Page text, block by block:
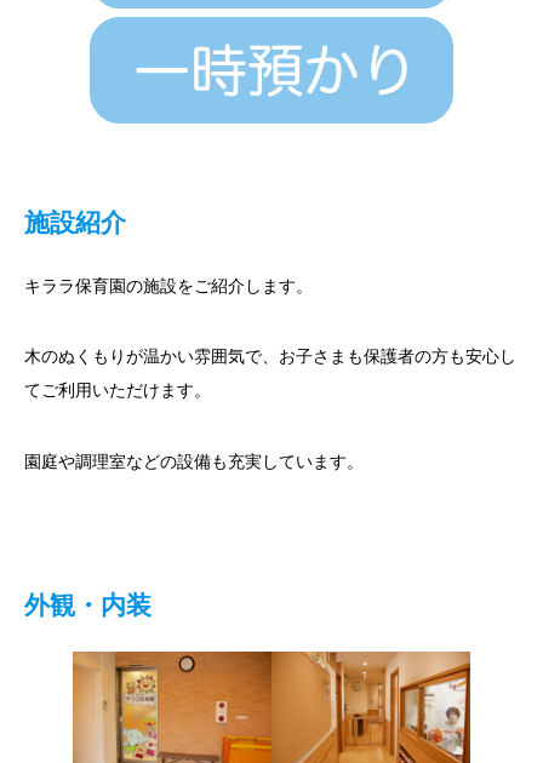
施設紹介
キララ保育園の施設をご紹介します。
木のぬくもりが温かい雰囲気で、お子さまも保護者の方も安心し
てご利用いただけます。
園庭や調理室などの設備も充実しています。
外観・内装